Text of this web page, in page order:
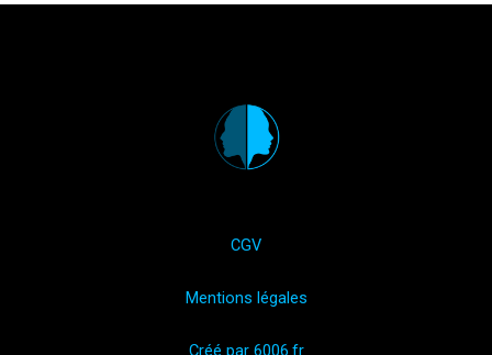
CGV
Mentions légales
Créé par 6006.fr